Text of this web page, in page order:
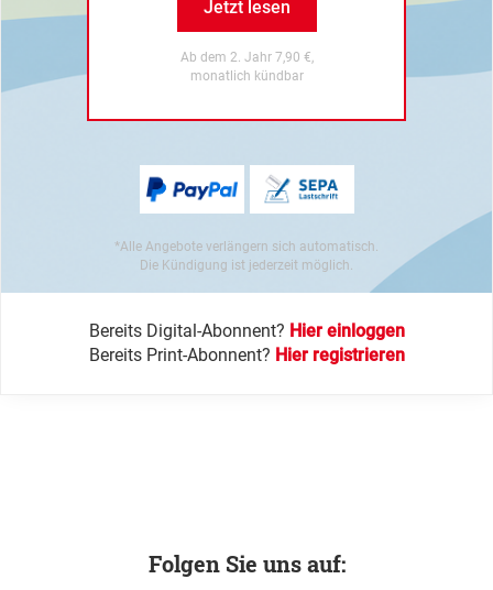
Jetzt lesen
Ab dem 2. Jahr 7,90 €,
monatlich kündbar
*Alle Angebote verlängern sich automatisch.
Die Kündigung ist jederzeit möglich.
Bereits Digital-Abonnent? Hier einloggen
Bereits Print-Abonnent? Hier registrieren
Folgen Sie uns auf: